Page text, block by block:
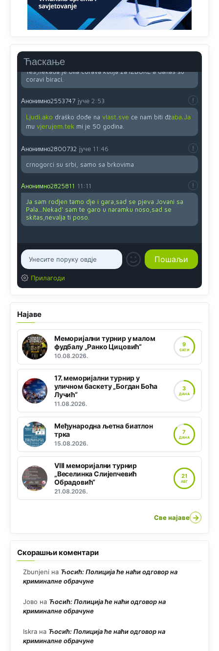
Ћаскање
Анонимно2818605 јуче 11:45
Ovo pravilo jeste unijelo opravdan strah, posebno kada
su u pitanju starije osobe, osobe sa slabijim vidom ili
Yes,nekada je bila corava kutija za IZBORE a danas su
coravi biraci.
Анонимно2553747 јуче 2:53
Ljudi.ako draško dođe na vlast.sve će nam biti đžaba.Ja
mu vjerujem.tek mi je 50 godina.
Анонимно2800732 јуче 11:46
crnogorci su srbi, samo sa brkovima
Анонимно2825811 11:11
Ja sam rodjen tamo dje i gara,sad se pjeva Jovani sa
Pala...Nekad' sam te garo u naramku noso,sad se
skitas,nevalja ti poso.
Прилагоди
Најаве
Меморијални турнир у малом
фудбалу „Ранко Цицовић“
10.08.2026.
9
САТИ
17. меморијални турнир у
уличном баскету „Богдан Боћа
Лучић“
11.08.2026.
3
ДАНА
Међународна љетна биатлон
трка
15.08.2026.
7
ДАНА
VIII меморијални турнир
„Веселинка Слијепчевић
Обрадовић“
21.08.2026.
21
АВГ
Све најаве →
Скорашњи коментари
Zbunjeni на Ћосић: Полиција ће наћи одговор на
криминалне обрачуне
Јово на Ћосић: Полиција ће наћи одговор на
криминалне обрачуне
Iskra на Ћосић: Полиција ће наћи одговор на
криминалне обрачуне